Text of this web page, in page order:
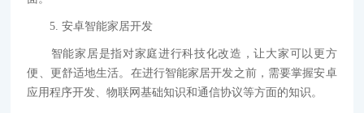
5. 安卓智能家居开发
智能家居是指对家庭进行科技化改造，让大家可以更方
便、更舒适地生活。在进行智能家居开发之前，需要掌握安卓
应用程序开发、物联网基础知识和通信协议等方面的知识。